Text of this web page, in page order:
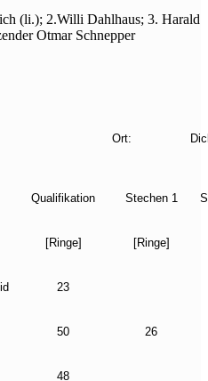
(li.); 2.Willi Dahlhaus; 3. Harald
Otmar Schnepper
Ort:
Qualifikation Stechen 1
[Ringe] [Ringe]
23
50 26
48